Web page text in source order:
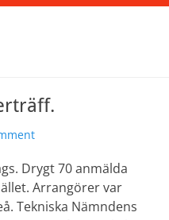
Drygt 70 anmälda
Arrangörer var
Tekniska Nämndens